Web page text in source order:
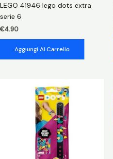
LEGO 41946 lego dots extra
serie 6
€4.90
Aggiungi Al Carrello